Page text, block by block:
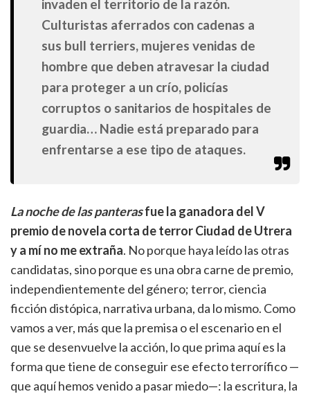
invaden el territorio de la razón.
Culturistas aferrados con cadenas a
sus bull terriers, mujeres venidas de
hombre que deben atravesar la ciudad
para proteger a un crío, policías
corruptos o sanitarios de hospitales de
guardia… Nadie está preparado para
enfrentarse a ese tipo de ataques.
La noche de las panterasfue la ganadora del V
premio de novela corta de terror Ciudad de Utrera
y a mí no me extraña. No porque haya leído las otras
candidatas, sino porque es una obra carne de premio,
independientemente del género; terror, ciencia
ficción distópica, narrativa urbana, da lo mismo. Como
vamos a ver, más que la premisa o el escenario en el
que se desenvuelve la acción, lo que prima aquí es la
forma que tiene de conseguir ese efecto terrorífico —
que aquí hemos venido a pasar miedo—: la escritura, la